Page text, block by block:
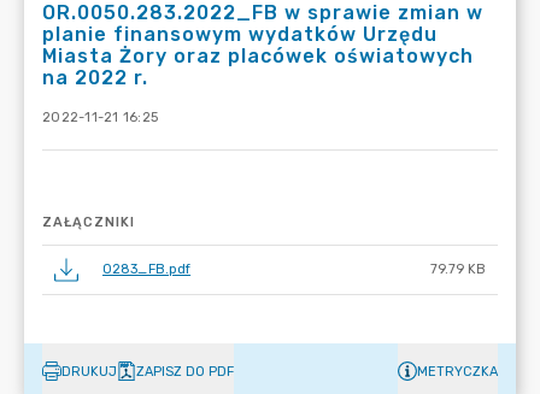
OR.0050.283.2022_FB w sprawie zmian w
planie finansowym wydatków Urzędu
Miasta Żory oraz placówek oświatowych
na 2022 r.
2022-11-21 16:25
ZAŁĄCZNIKI
0283_FB.pdf 79.79 KB
DRUKUJ ZAPISZ DO PDF METRYCZKA